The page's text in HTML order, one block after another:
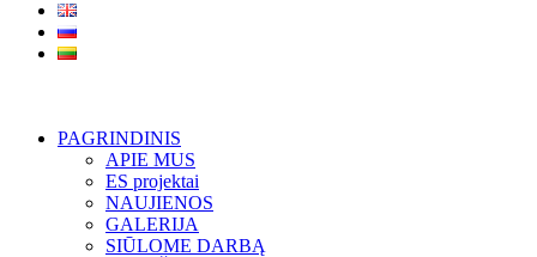
PAGRINDINIS
APIE MUS
ES projektai
NAUJIENOS
GALERIJA
SIŪLOME DARBĄ